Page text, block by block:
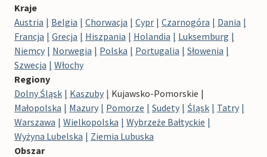
Kraje
Austria
Belgia Chorwacja Cypr Czarnogóra
Dania
Francja
Grecja Hiszpania Holandia
Luksemburg
Niemcy
Norwegia Polska Portugalia
Słowenia
Szwecja
Włochy
Regiony
Dolny Śląsk
Kaszuby
Kujawsko-Pomorskie
Małopolska
Mazury Pomorze Sudety Śląsk
Tatry
Warszawa
Wielkopolska
Wybrzeże Bałtyckie
Wyżyna Lubelska
Ziemia Lubuska
Obszar